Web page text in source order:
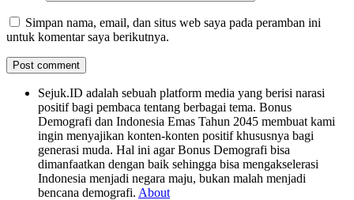
Simpan nama, email, dan situs web saya pada peramban ini
untuk komentar saya berikutnya.
Sejuk.ID adalah sebuah platform media yang berisi narasi
positif bagi pembaca tentang berbagai tema. Bonus
Demografi dan Indonesia Emas Tahun 2045 membuat kami
ingin menyajikan konten-konten positif khususnya bagi
generasi muda. Hal ini agar Bonus Demografi bisa
dimanfaatkan dengan baik sehingga bisa mengakselerasi
Indonesia menjadi negara maju, bukan malah menjadi
bencana demografi. About